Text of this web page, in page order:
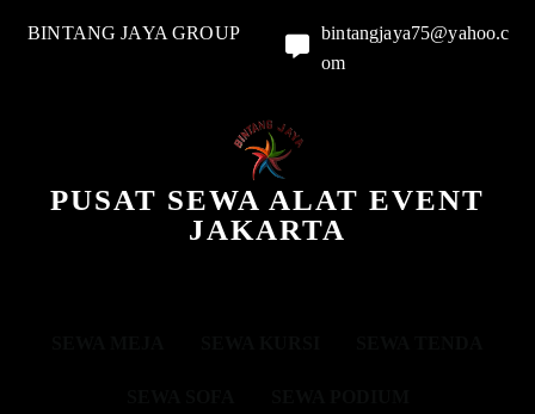
BINTANG JAYA GROUP
bintangjaya75@yahoo.c
om
PUSAT SEWA ALAT EVENT
JAKARTA